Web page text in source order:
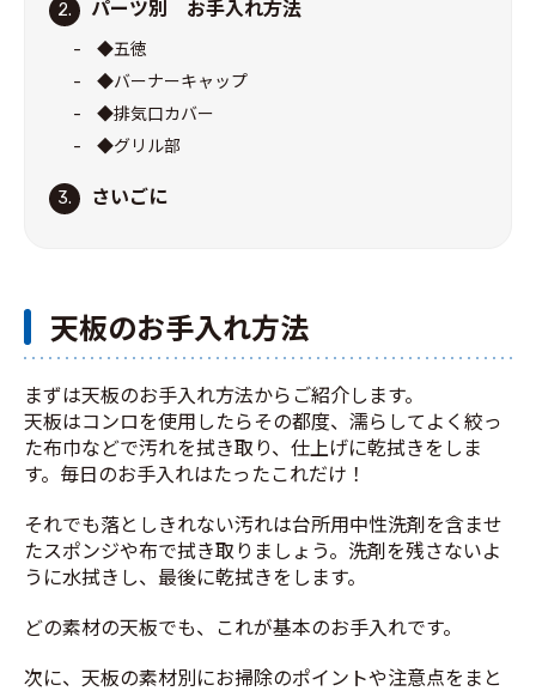
2. パーツ別 お手入れ方法
◆五徳
◆バーナーキャップ
◆排気口カバー
◆グリル部
3. さいごに
天板のお手入れ方法
まずは天板のお手入れ方法からご紹介します。
天板はコンロを使用したらその都度、濡らしてよく絞っ
た布巾などで汚れを拭き取り、仕上げに乾拭きをしま
す。毎日のお手入れはたったこれだけ！
それでも落としきれない汚れは台所用中性洗剤を含ませ
たスポンジや布で拭き取りましょう。洗剤を残さないよ
うに水拭きし、最後に乾拭きをします。
どの素材の天板でも、これが基本のお手入れです。
次に、天板の素材別にお掃除のポイントや注意点をまと